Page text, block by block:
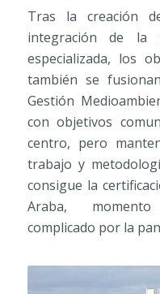
Tras la creación
integración de la
especializada, los
también se
Gestión
con objetivos
centro, pero
trabajo y
consigue la
Araba, momento
complicado por la